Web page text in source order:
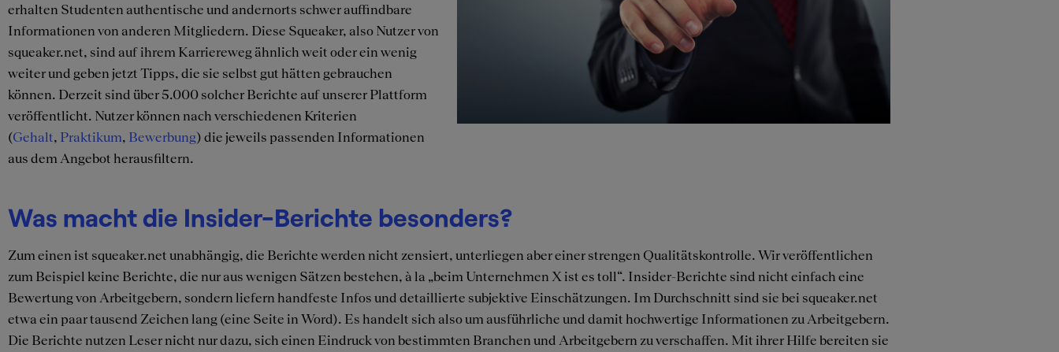
erhalten Studenten authentische und andernorts schwer auffindbare
Informationen von anderen Mitgliedern. Diese Squeaker, also Nutzer von
squeaker.net, sind auf ihrem Karriereweg ähnlich weit oder ein wenig
weiter und geben jetzt Tipps, die sie selbst gut hätten gebrauchen
können. Derzeit sind über 5.000 solcher Berichte auf unserer Plattform
veröffentlicht. Nutzer können nach verschiedenen Kriterien
(Gehalt, Praktikum, Bewerbung) die jeweils passenden Informationen
aus dem Angebot herausfiltern.
Was macht die Insider-Berichte besonders?
Zum einen ist squeaker.net unabhängig, die Berichte werden nicht zensiert, unterliegen aber einer strengen Qualitätskontrolle. Wir veröffentlichen
zum Beispiel keine Berichte, die nur aus wenigen Sätzen bestehen, à la „beim Unternehmen X ist es toll“. Insider-Berichte sind nicht einfach eine
Bewertung von Arbeitgebern, sondern liefern handfeste Infos und detaillierte subjektive Einschätzungen. Im Durchschnitt sind sie bei squeaker.net
etwa ein paar tausend Zeichen lang (eine Seite in Word). Es handelt sich also um ausführliche und damit hochwertige Informationen zu Arbeitgebern.
Die Berichte nutzen Leser nicht nur dazu, sich einen Eindruck von bestimmten Branchen und Arbeitgebern zu verschaffen. Mit ihrer Hilfe bereiten sie